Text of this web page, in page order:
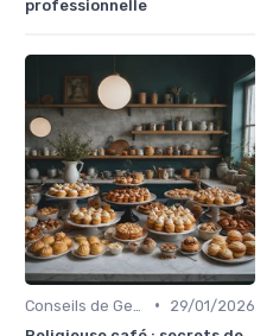
professionnelle
•
29/01/2026